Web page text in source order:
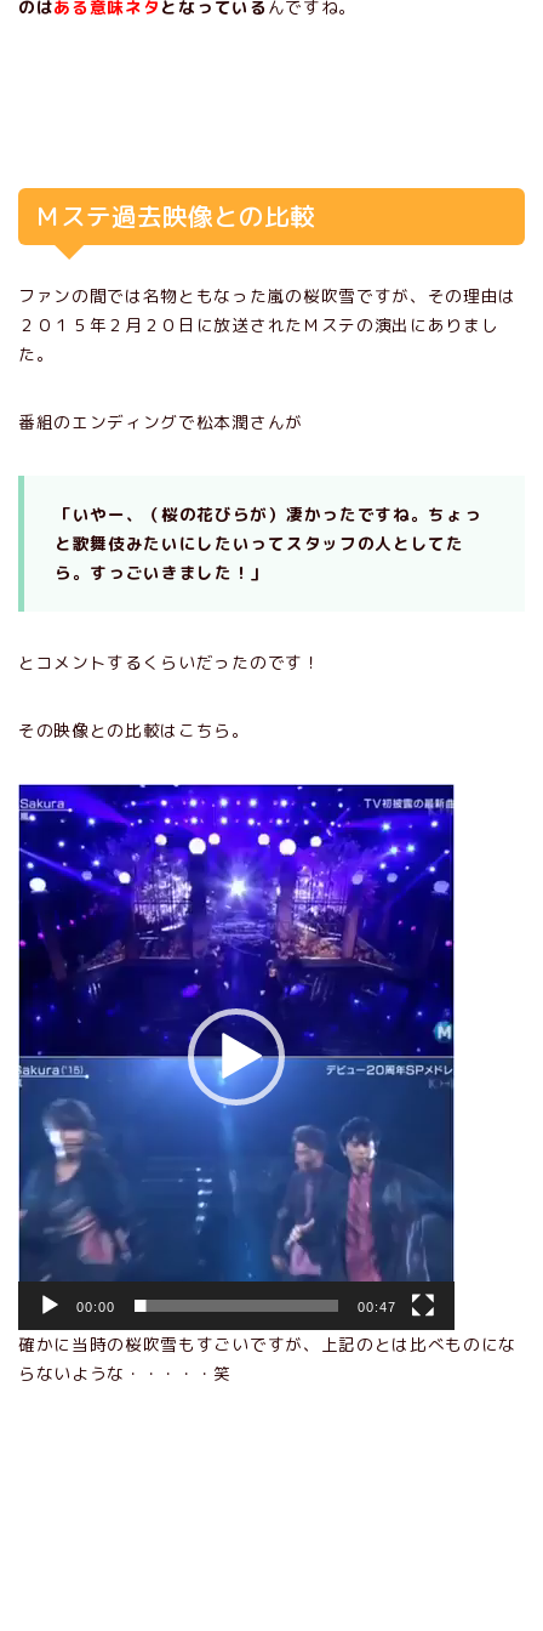
のはある意味ネタ となっている んですね。
Ｍステ過去映像との比較
ファンの間では名物ともなった嵐の桜吹雪ですが、その理由は
２０１５年２月２０日に放送されたＭステの演出にありまし
た。
番組のエンディングで松本潤さんが
「いやー、（桜の花びらが）凄かったですね。ちょっ
と歌舞伎みたいにしたいってスタッフの人としてた
ら。すっごいきました！」
とコメントするくらいだったのです！
その映像との比較はこちら。
動
画
プ
レ
ー
ー
00:00 00:47
確かに当時の桜吹雪もすごいですが、上記のとは比べものにな
らないような・・・・・笑